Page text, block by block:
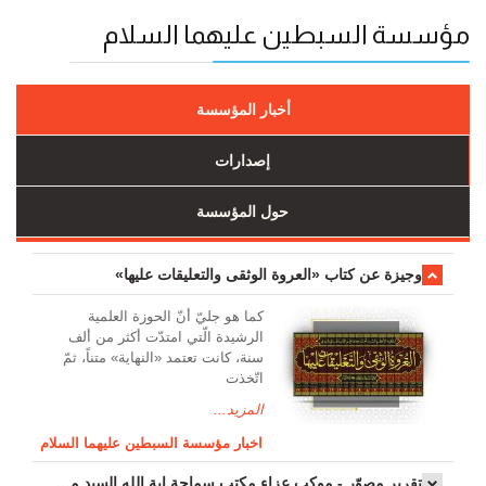
مؤسسة السبطين عليهما السلام
أخبار المؤسسة
إصدارات
حول المؤسسة
وجیزة عن کتاب «العروة الوثقی والتعلیقات علیها»
کما هو جليّ أنّ الحوزة العلمیة
الرشیدة الّتي امتدّت أكثر من ألف
سنة، كانت تعتمد «النهاية» متناً، ثمّ
اتّخذت
المزيد...
اخبار مؤسسة السبطين عليهما السلام